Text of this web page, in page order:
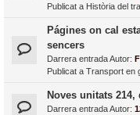
Publicat a Història del
Págines on cal
sencers
Darrera entrada Autor:
Publicat a Transport en
Noves unitats 214,
Darrera entrada Autor: